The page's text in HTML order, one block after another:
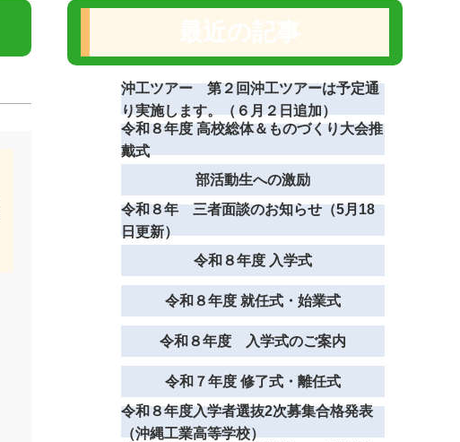
沖工ツアー 第２回沖工ツアーは予定通
り実施します。（６月２日追加）
令和８年度 高校総体＆ものづくり大会推
戴式
部活動生への激励
令和８年 三者面談のお知らせ（5月18
日更新）
令和８年度 入学式
令和８年度 就任式・始業式
令和８年度 入学式のご案内
令和７年度 修了式・離任式
令和８年度入学者選抜2次募集合格発表
（沖縄工業高等学校）